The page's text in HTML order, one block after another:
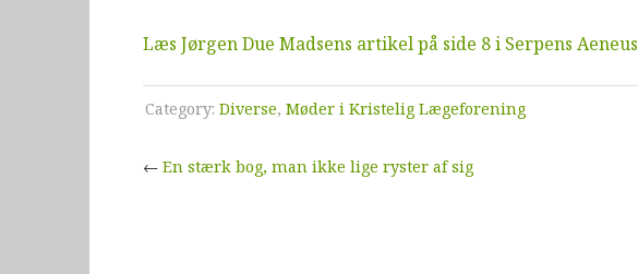
Læs Jørgen Due Madsens artikel på side 8 i Serpens
Category: Diverse, Møder i Kristelig Lægeforening
← En stærk bog, man ikke lige ryster af sig